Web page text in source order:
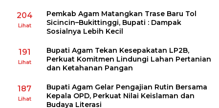
204
Lihat
Pemkab Agam Matangkan Trase Baru Tol
Sicincin–Bukittinggi, Bupati : Dampak
Sosialnya Lebih Kecil
191
Lihat
Bupati Agam Tekan Kesepakatan LP2B,
Perkuat Komitmen Lindungi Lahan Pertanian
dan Ketahanan Pangan
187
Lihat
Bupati Agam Gelar Pengajian Rutin Bersama
Kepala OPD, Perkuat Nilai Keislaman dan
Budaya Literasi